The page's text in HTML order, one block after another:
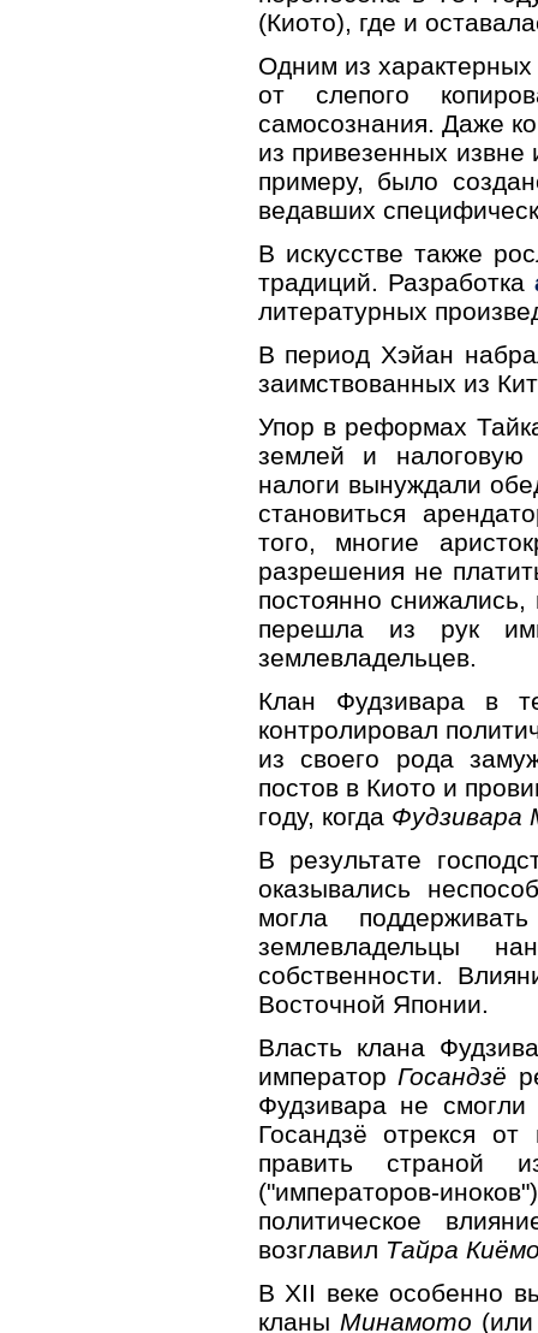
(Киото), где и
Одним из
от слепого
самосознания. Даже
из привезенных
примеру, было
ведавших
В искусстве также
традиций. Разработка
литературных
В период Хэйан
заимствованных из
Упор в реформах
землей и налоговую
налоги вынуждали
становиться
того, многие
разрешения не
постоянно снижались,
перешла из рук
землевладельцев.
Клан Фудзивара в
контролировал
из своего рода
постов в Киото и
году, когда Фудзивара
В результате
оказывались
могла
землевладельцы
собственности.
Восточной Японии.
Власть клана
император Госандзё
Фудзивара не
Госандзё отрекся
править страной
("императоров-
политическое
возглавил Тайра
В XII веке особенно
кланы Минамото